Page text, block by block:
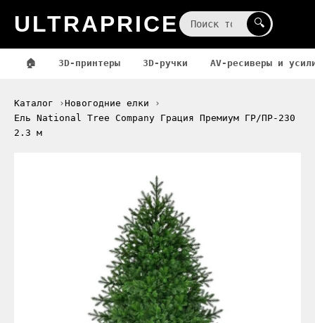
ULTRAPRICE 🔍
🏠 3D-принтеры 3D-ручки AV-ресиверы и
Каталог
Новогодние елки
Ель National Tree Company Грация Премиум ГР/ПР-230
2.3 м